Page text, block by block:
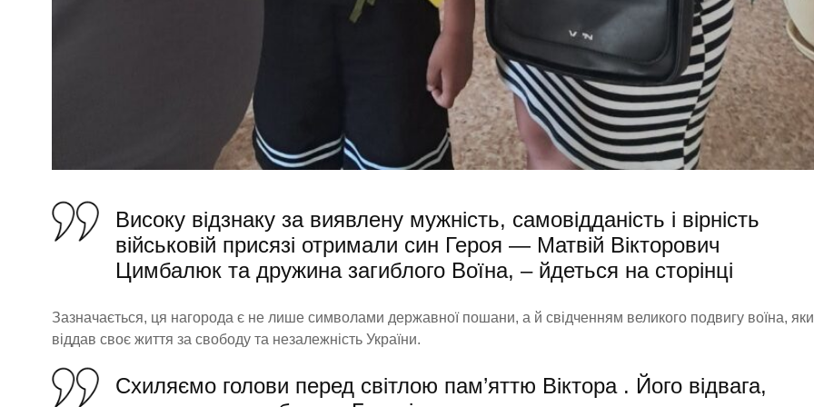
Високу відзнаку за виявлену мужність, самовідданість і вірність
військовій присязі отримали син Героя — Матвій Вікторович
Цимбалюк та дружина загиблого Воїна, – йдеться на сторінці
Зазначається, ця нагорода є не лише символами державної пошани, а й свідченням великого подвигу воїна,
віддав своє життя за свободу та незалежність України.
Схиляємо голови перед світлою пам’яттю Віктора . Його відвага,